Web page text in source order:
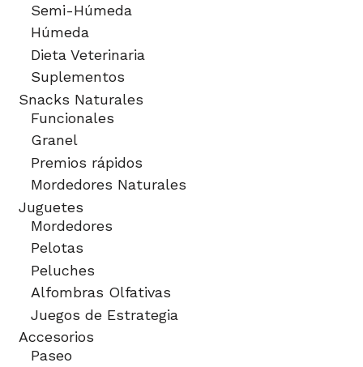
Semi-Húmeda
Húmeda
Dieta Veterinaria
Suplementos
Snacks Naturales
Funcionales
Granel
Premios rápidos
Mordedores Naturales
Juguetes
Mordedores
Pelotas
Peluches
Alfombras Olfativas
Juegos de Estrategia
Accesorios
Paseo